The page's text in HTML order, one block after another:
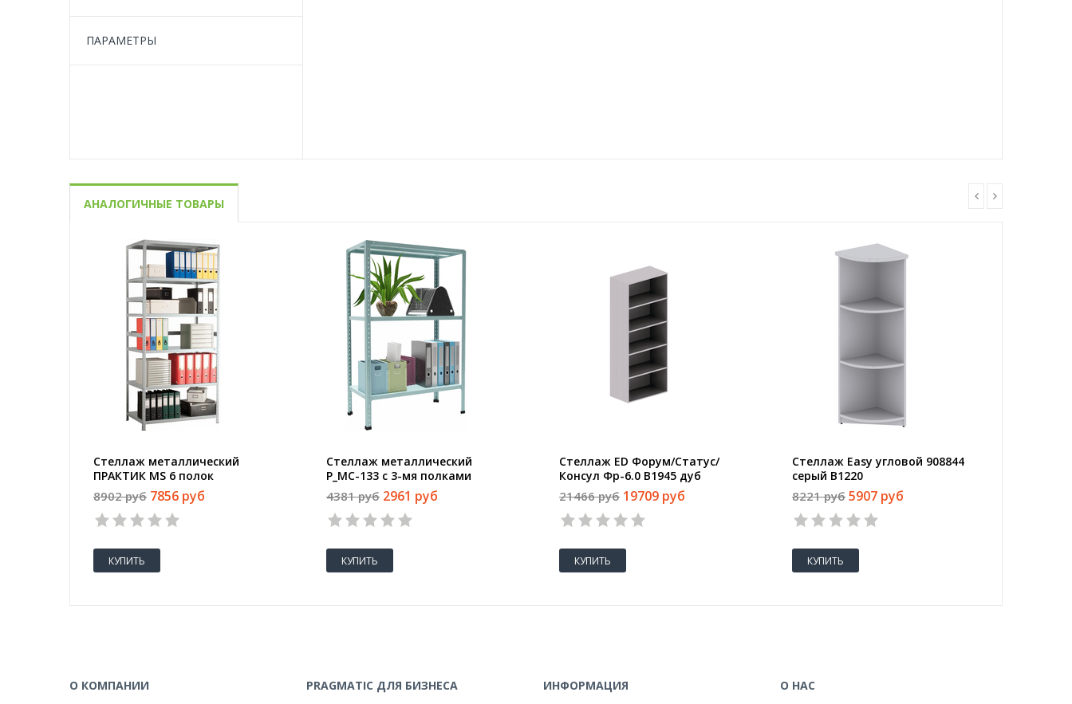
ПАРАМЕТРЫ
АНАЛОГИЧНЫЕ ТОВАРЫ
Стеллаж металлический
ПРАКТИК MS 6 полок
1000х500х2200
8902 руб 7856 руб
КУПИТЬ
Стеллаж металлический
P_МС-133 с 3-мя полками
700х300х1000
4381 руб 2961 руб
КУПИТЬ
Стеллаж ED Форум/Статус/
Консул Фр-6.0 В1945 дуб
молочный
21466 руб 19709 руб
КУПИТЬ
Стеллаж Easy угловой 908844
серый В1220
8221 руб 5907 руб
КУПИТЬ
1 2 3 4 1 2 3 4 1 2 3 4 1 2 3 4
О КОМПАНИИ PRAGMATIC ДЛЯ БИЗНЕСА ИНФОРМАЦИЯ О НАС